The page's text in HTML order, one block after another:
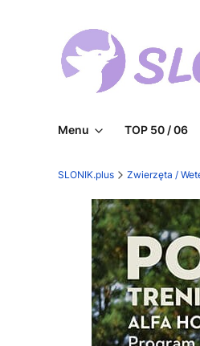
Menu TOP 50 / 06
SLONIK.plus Zwierzęta /